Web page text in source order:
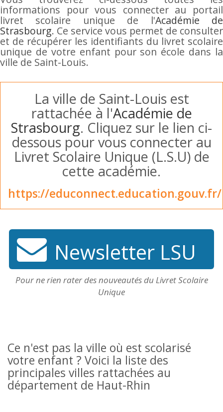
informations pour vous connecter au portail
livret scolaire unique de l'Académie de
Strasbourg. Ce service vous permet de consulter
et de récupérer les identifiants du livret scolaire
unique de votre enfant pour son école dans la
ville de Saint-Louis.
La ville de Saint-Louis est
rattachée à l'Académie de
Strasbourg. Cliquez sur le lien ci-
dessous pour vous connecter au
Livret Scolaire Unique (L.S.U) de
cette académie.
https://educonnect.education.gouv.fr/
Newsletter LSU
Pour ne rien rater des nouveautés du Livret Scolaire
Unique
Ce n'est pas la ville où est scolarisé
votre enfant ? Voici la liste des
principales villes rattachées au
département de Haut-Rhin